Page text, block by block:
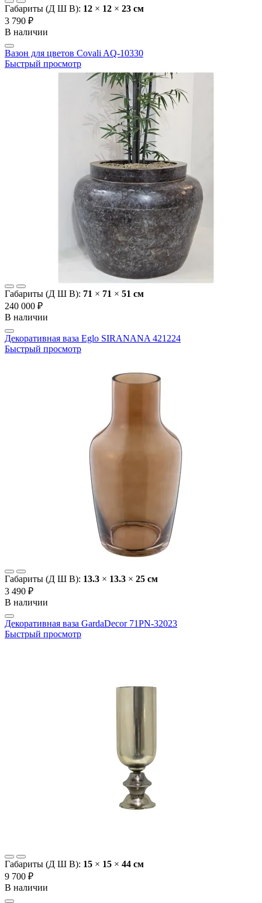
Габариты (Д Ш В): 12 × 12 × 23 cм
3 790 ₽
В наличии
Вазон для цветов Covali AQ-10330
Быстрый просмотр
Габариты (Д Ш В): 71 × 71 × 51 cм
240 000 ₽
В наличии
Декоративная ваза Eglo SIRANANA 421224
Быстрый просмотр
Габариты (Д Ш В): 13.3 × 13.3 × 25 cм
3 490 ₽
В наличии
Декоративная ваза GardaDecor 71PN-32023
Быстрый просмотр
Габариты (Д Ш В): 15 × 15 × 44 cм
9 700 ₽
В наличии